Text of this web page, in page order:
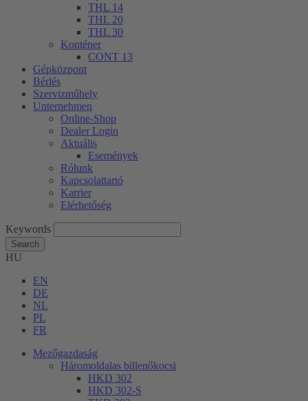
THL 14
THL 20
THL 30
Konténer
CONT 13
Gépközpont
Bérlés
Szervizműhely
Unternehmen
Online-Shop
Dealer Login
Aktuális
Események
Rólunk
Kapcsolattartó
Karrier
Elérhetőség
Keywords
Search
HU
EN
DE
NL
PL
FR
Mezőgazdaság
Háromoldalas billenőkocsi
HKD 302
HKD 302-S